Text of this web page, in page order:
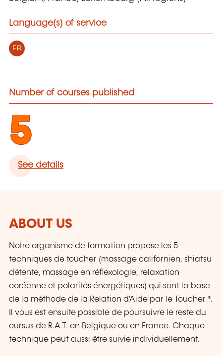
Language(s) of service
FR
Number of courses published
5
See details
ABOUT US
Notre organisme de formation propose les 5
techniques de toucher (massage californien, shiatsu
détente, massage en réflexologie, relaxation
coréenne et polarités énergétiques) qui sont la base
de la méthode de la Relation d'Aide par le Toucher ®.
Il vous est ensuite possible de poursuivre le reste du
cursus de R.A.T. en Belgique ou en France. Chaque
technique peut aussi être suivie individuellement.